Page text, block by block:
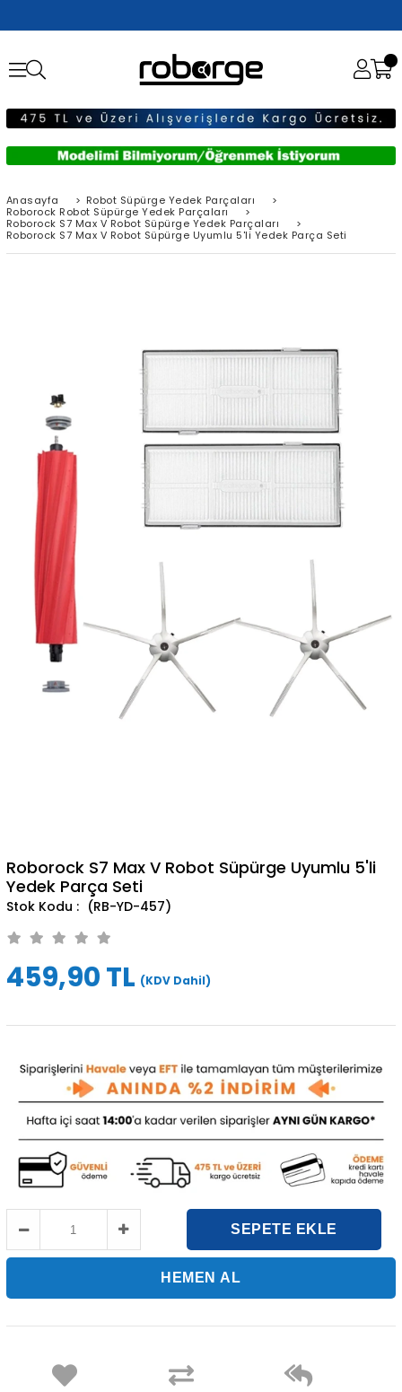
Anasayfa > Robot Süpürge Yedek Parçaları
>
Roborock Robot Süpürge Yedek Parçaları
>
Roborock S7 Max V Robot Süpürge Yedek Parçaları
>
Roborock S7 Max V Robot Süpürge Uyumlu 5'li Yedek Parça Seti
Roborock S7 Max V Robot Süpürge Uyumlu 5'li
Yedek Parça Seti
(RB-YD-457)
459,90 TL (KDV Dahil)